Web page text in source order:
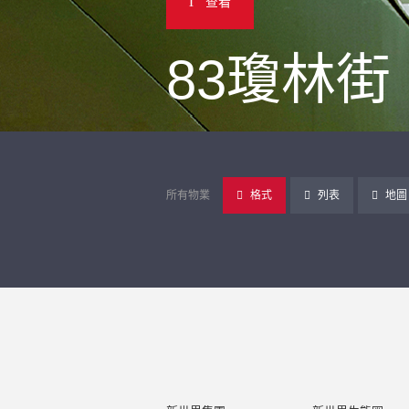
83瓊林街
所有物業 格式 列表 地圖